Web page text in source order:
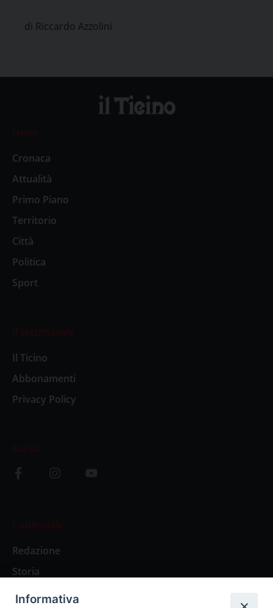
di Riccardo Azzolini
News
Cronaca
Attualità
Primo Piano
Territorio
Città
Politica
Sport
Il settimanale
Il Ticino
Abbonamenti
Privacy Policy
Social
L’editoriale
Redazione
Storia
Informativa